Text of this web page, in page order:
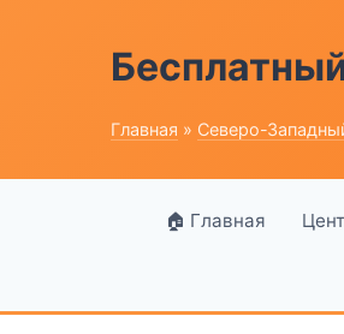
Главная » Северо-
🏠 Главная